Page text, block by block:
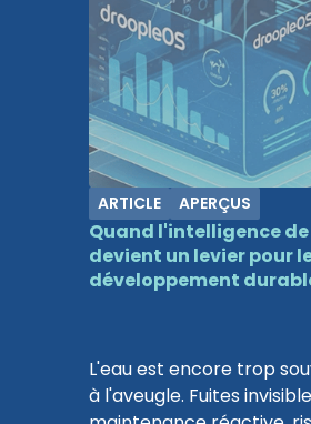
ARTICLE APERÇUS
Quand l'intelligence
devient un levier pour
développement
L'eau est encore trop
à l'aveugle. Fuites